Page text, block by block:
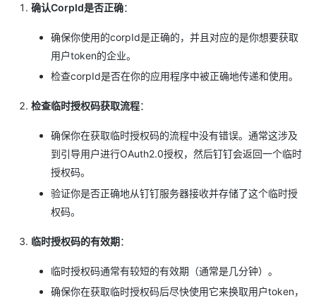
确认CorpId是否正确：
确保你使用的corpId是正确的，并且对应的是你想要获取
用户token的企业。
检查corpId是否在你的应用程序中被正确地传递和使用。
检查临时授权码获取流程：
确保你在获取临时授权码的流程中没有错误。通常这涉及
到引导用户进行OAuth2.0授权，然后钉钉会返回一个临时
授权码。
验证你是否正确地从钉钉服务器接收并存储了这个临时授
权码。
临时授权码的有效期：
临时授权码通常有较短的有效期（通常是几分钟）。
确保你在获取临时授权码后尽快使用它来换取用户token，